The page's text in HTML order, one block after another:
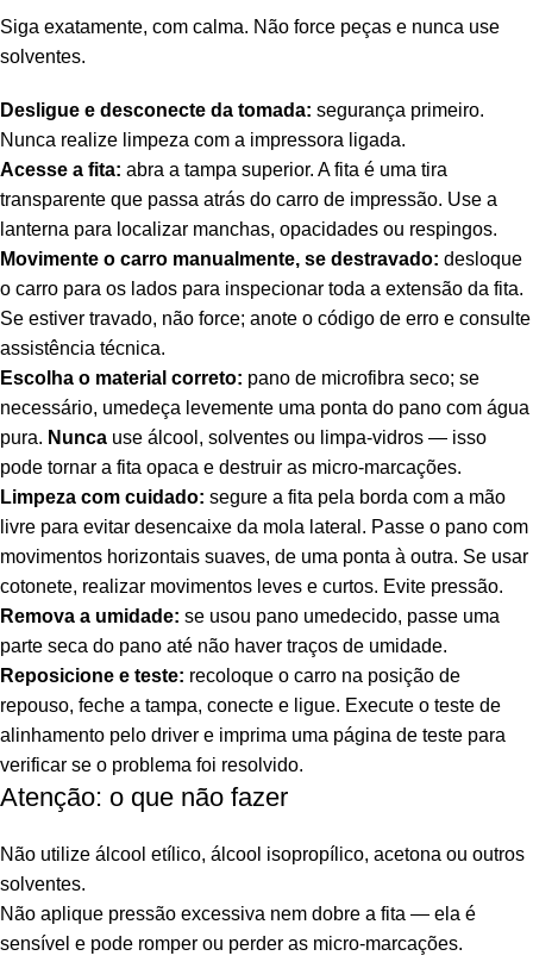
Siga exatamente, com calma. Não force peças e nunca use
solventes.
Desligue e desconecte da tomada: segurança primeiro.
Nunca realize limpeza com a impressora ligada.
Acesse a fita: abra a tampa superior. A fita é uma tira
transparente que passa atrás do carro de impressão. Use a
lanterna para localizar manchas, opacidades ou respingos.
Movimente o carro manualmente, se destravado: desloque
o carro para os lados para inspecionar toda a extensão da fita.
Se estiver travado, não force; anote o código de erro e consulte
assistência técnica.
Escolha o material correto: pano de microfibra seco; se
necessário, umedeça levemente uma ponta do pano com água
pura. Nunca use álcool, solventes ou limpa-vidros — isso
pode tornar a fita opaca e destruir as micro-marcações.
Limpeza com cuidado: segure a fita pela borda com a mão
livre para evitar desencaixe da mola lateral. Passe o pano com
movimentos horizontais suaves, de uma ponta à outra. Se usar
cotonete, realizar movimentos leves e curtos. Evite pressão.
Remova a umidade: se usou pano umedecido, passe uma
parte seca do pano até não haver traços de umidade.
Reposicione e teste: recoloque o carro na posição de
repouso, feche a tampa, conecte e ligue. Execute o teste de
alinhamento pelo driver e imprima uma página de teste para
verificar se o problema foi resolvido.
Atenção: o que não fazer
Não utilize álcool etílico, álcool isopropílico, acetona ou outros
solventes.
Não aplique pressão excessiva nem dobre a fita — ela é
sensível e pode romper ou perder as micro-marcações.